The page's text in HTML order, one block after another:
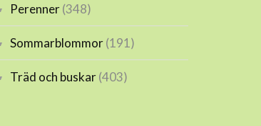
Perenner(348)
Sommarblommor(191)
Träd och buskar(403)